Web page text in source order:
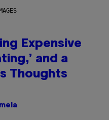
Expensive
and a
Thoughts